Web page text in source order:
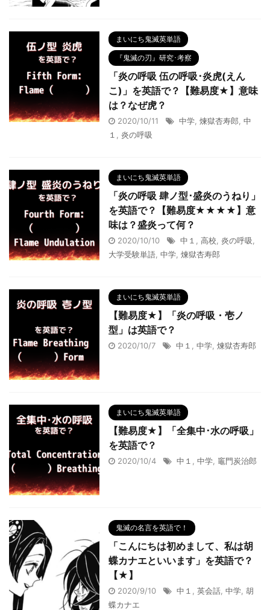
まいにち鬼滅英単語
『鬼滅の刃』研究･考察
「炎の呼吸 伍の呼吸･炎虎(えん
こ)」を英語で？【難易度★】意味
は？なぜ虎？
2020/10/11 中学 煉獄杏寿郎 中
１
炎の呼吸
まいにち鬼滅英単語
「炎の呼吸 肆ノ型･盛炎のうねり」
を英語で？【難易度★★★★】意
味は？盛炎って何？
2020/10/10 中１ 高校 炎の呼吸
大学受験単語 中学 煉獄杏寿郎
まいにち鬼滅英単語
【難易度★】「炎の呼吸・壱ノ
型」は英語で？
2020/10/7 中１ 中学 煉獄杏寿郎
まいにち鬼滅英単語
【難易度★】「全集中･水の呼吸」
を英語で？
2020/10/4 中１ 中学 竈門炭治郎
鬼滅の名言を英語で！
「こんにちは初めまして、私は胡
蝶カナエといいます」を英語で？
【★】
2020/9/10 中１ 英会話 中学 胡
蝶カナエ